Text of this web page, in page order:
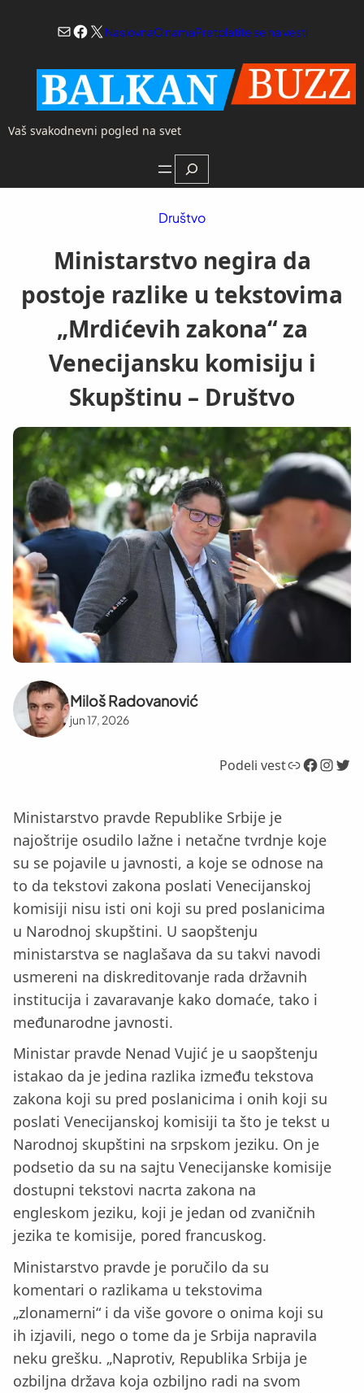
Mail
Facebook
X NaslovnaO namaPretplatite se na vesti
Vaš svakodnevni pogled na svet
Search
Društvo
Ministarstvo negira da
postoje razlike u tekstovima
„Mrdićevih zakona“ za
Venecijansku komisiju i
Skupštinu – Društvo
Miloš Radovanović
jun 17, 2026
Podeli vestLink Facebook InstagramTwitter
Ministarstvo pravde Republike Srbije je
najoštrije osudilo lažne i netačne tvrdnje koje
su se pojavile u javnosti, a koje se odnose na
to da tekstovi zakona poslati Venecijanskoj
komisiji nisu isti oni koji su pred poslanicima
u Narodnoj skupštini. U saopštenju
ministarstva se naglašava da su takvi navodi
usmereni na diskreditovanje rada državnih
institucija i zavaravanje kako domaće, tako i
međunarodne javnosti.
Ministar pravde Nenad Vujić je u saopštenju
istakao da je jedina razlika između tekstova
zakona koji su pred poslanicima i onih koji su
poslati Venecijanskoj komisiji ta što je tekst u
Narodnoj skupštini na srpskom jeziku. On je
podsetio da su na sajtu Venecijanske komisije
dostupni tekstovi nacrta zakona na
engleskom jeziku, koji je jedan od zvaničnih
jezika te komisije, pored francuskog.
Ministarstvo pravde je poručilo da su
komentari o razlikama u tekstovima
„zlonamerni“ i da više govore o onima koji su
ih izjavili, nego o tome da je Srbija napravila
neku grešku. „Naprotiv, Republika Srbija je
ozbiljna država koja ozbiljno radi na svom